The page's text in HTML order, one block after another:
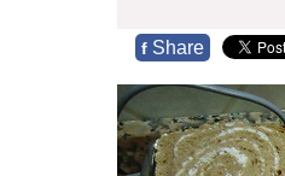
f Share